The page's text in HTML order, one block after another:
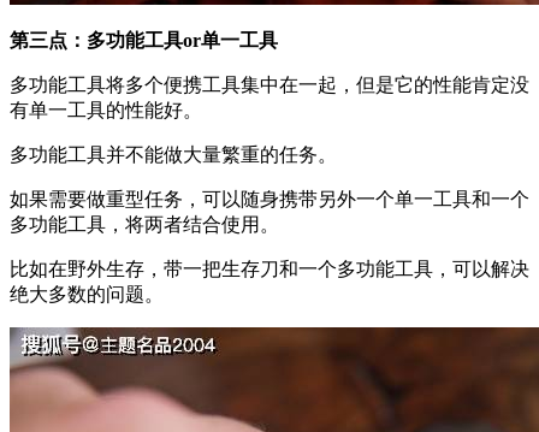
第三点：多功能工具or单一工具
多功能工具将多个便携工具集中在一起，但是它的性能肯定没
有单一工具的性能好。
多功能工具并不能做大量繁重的任务。
如果需要做重型任务，可以随身携带另外一个单一工具和一个
多功能工具，将两者结合使用。
比如在野外生存，带一把生存刀和一个多功能工具，可以解决
绝大多数的问题。